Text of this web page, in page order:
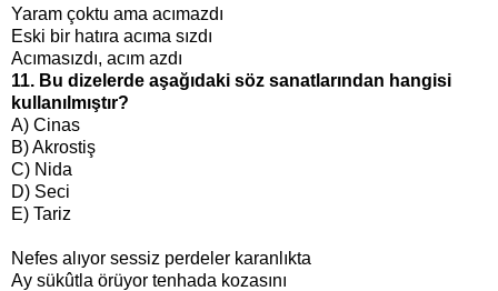
Yaram çoktu ama acımazdı
Eski bir hatıra acıma sızdı
Acımasızdı, acım azdı
11. Bu dizelerde aşağıdaki söz sanatlarından hangisi
kullanılmıştır?
A) Cinas
B) Akrostiş
C) Nida
D) Seci
E) Tariz
Nefes alıyor sessiz perdeler karanlıkta
Ay sükûtla örüyor tenhada kozasını